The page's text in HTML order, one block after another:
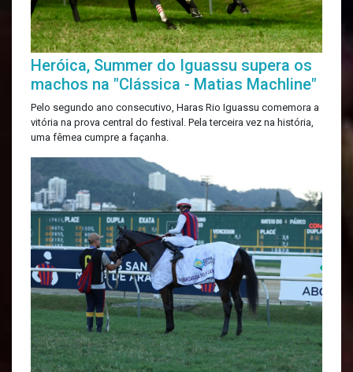
Heróica, Summer do Iguassu supera os
machos na "Clássica - Matias Machline"
Pelo segundo ano consecutivo, Haras Rio Iguassu comemora a
vitória na prova central do festival. Pela terceira vez na história,
uma fêmea cumpre a façanha.